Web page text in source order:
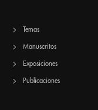
Temas
Manuscritos
Exposiciones
Publicaciones